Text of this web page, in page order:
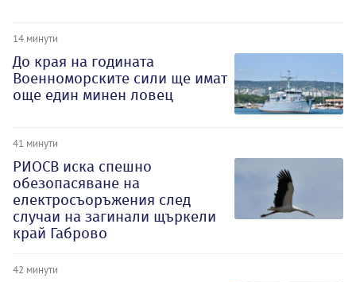
14 минути
До края на годината
Военноморските сили ще имат
още един минен ловец
41 минути
РИОСВ иска спешно
обезопасяване на
електросъоръжения след
случаи на загинали щъркели
край Габрово
42 минути